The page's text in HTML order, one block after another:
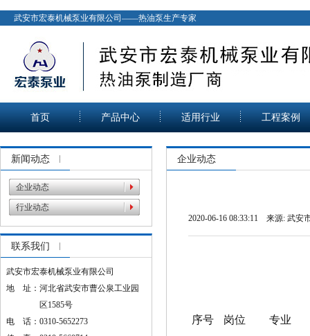
武安市宏泰机械泵业有限公司——热油泵生产专家
首页 产品中心 适用行业 工程案例
新闻动态
企业动态
行业动态
联系我们
武安市宏泰机械泵业有限公司
地 址：河北省武安市曹公泉工业园
区1585号
电 话：0310-5652273
企业动态
2020-06-16 08:33:11 来源: 武安
序号 岗位 专业